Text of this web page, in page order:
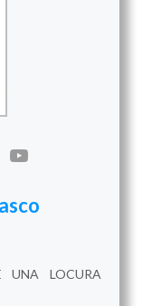
UNA LOCURA